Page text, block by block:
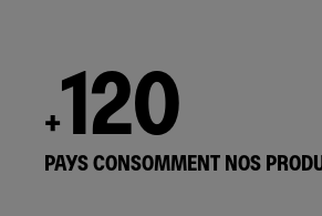
+120
PAYS CONSOMMENT NOS